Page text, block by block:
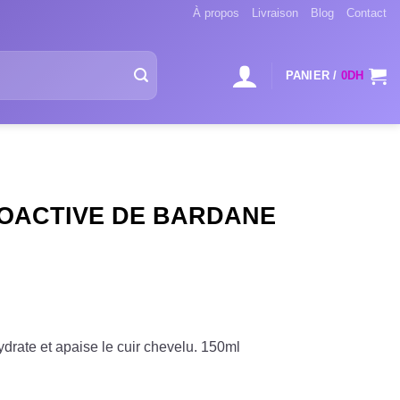
À propos Livraison Blog Contact
PANIER / 0DH
DE BARDANE
et apaise le cuir chevelu. 150ml